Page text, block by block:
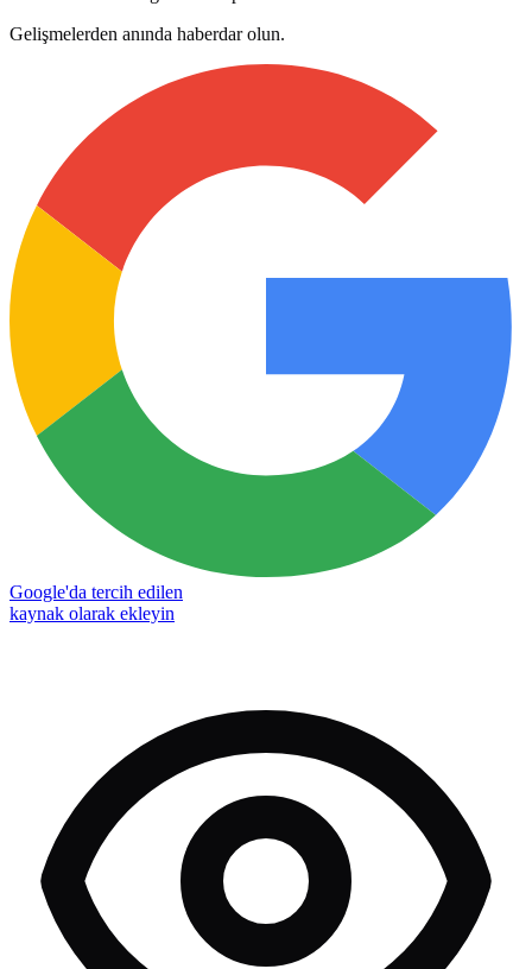
Gelişmelerden anında haberdar olun.
Google'da tercih edilen
kaynak olarak ekleyin